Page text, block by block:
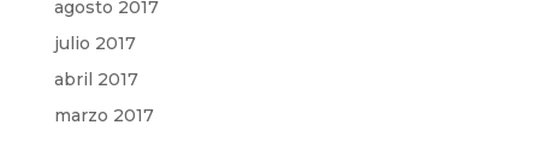
agosto 2017
julio 2017
abril 2017
marzo 2017